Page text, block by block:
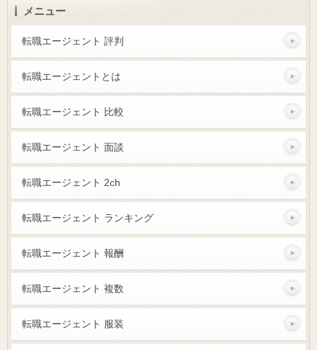
メニュー
転職エージェント 評判
転職エージェントとは
転職エージェント 比較
転職エージェント 面談
転職エージェント 2ch
転職エージェント ランキング
転職エージェント 報酬
転職エージェント 複数
転職エージェント 服装